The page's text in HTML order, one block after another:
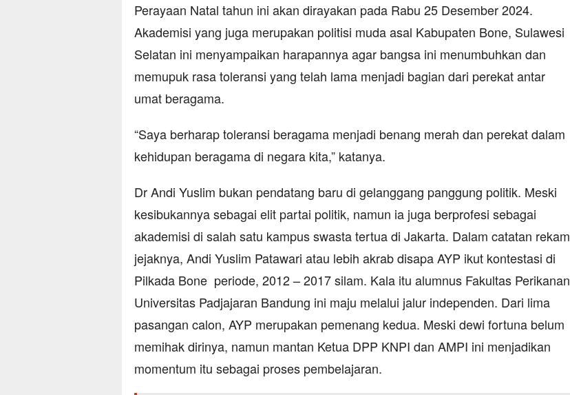
Perayaan Natal tahun ini akan dirayakan pada Rabu 25 Desember 2024.
Akademisi yang juga merupakan politisi muda asal Kabupaten Bone, Sulawesi
Selatan ini menyampaikan harapannya agar bangsa ini menumbuhkan dan
memupuk rasa toleransi yang telah lama menjadi bagian dari perekat antar
umat beragama.
“Saya berharap toleransi beragama menjadi benang merah dan perekat dalam
kehidupan beragama di negara kita,” katanya.
Dr Andi Yuslim bukan pendatang baru di gelanggang panggung politik. Meski
kesibukannya sebagai elit partai politik, namun ia juga berprofesi sebagai
akademisi di salah satu kampus swasta tertua di Jakarta. Dalam catatan rekam
jejaknya, Andi Yuslim Patawari atau lebih akrab disapa AYP ikut kontestasi di
Pilkada Bone periode, 2012 – 2017 silam. Kala itu alumnus Fakultas Perikanan
Universitas Padjajaran Bandung ini maju melalui jalur independen. Dari lima
pasangan calon, AYP merupakan pemenang kedua. Meski dewi fortuna belum
memihak dirinya, namun mantan Ketua DPP KNPI dan AMPI ini menjadikan
momentum itu sebagai proses pembelajaran.